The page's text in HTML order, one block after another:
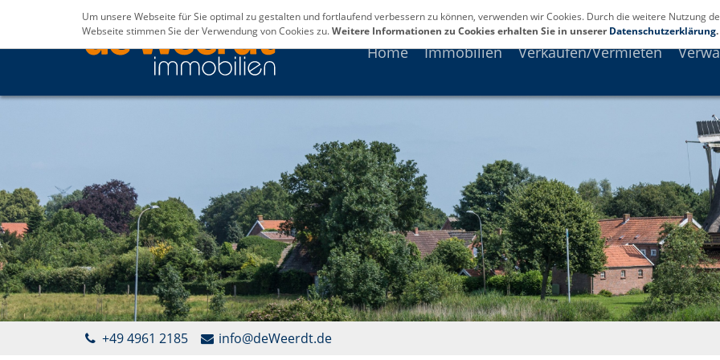
Home Immobilien Verkaufen/Vermieten
+49 4961 2185 info@deWeerdt.de
Um unsere Webseite für Sie optimal zu gestalten und fortlaufend verbessern zu können, verwenden wir Cookies. Durch die weitere Nutzung
Webseite stimmen Sie der Verwendung von Cookies zu.Weitere Informationen zu Cookies erhalten Sie in unsererDatenschutzerklärung.